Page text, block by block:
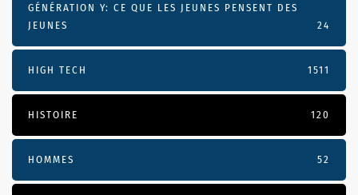
GÉNÉRATION Y: CE QUE LES JEUNES PENSENT DES
JEUNES
24
HIGH TECH 1511
HISTOIRE 120
HOMMES 52